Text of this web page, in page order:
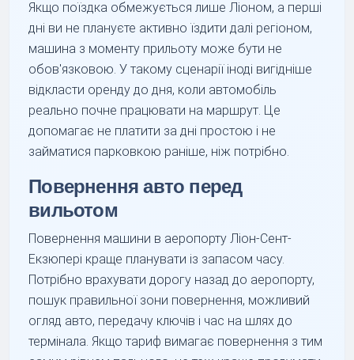
Якщо поїздка обмежується лише Ліоном, а перші
дні ви не плануєте активно їздити далі регіоном,
машина з моменту прильоту може бути не
обов'язковою. У такому сценарії іноді вигідніше
відкласти оренду до дня, коли автомобіль
реально почне працювати на маршрут. Це
допомагає не платити за дні простою і не
займатися парковкою раніше, ніж потрібно.
Повернення авто перед
вильотом
Повернення машини в аеропорту Ліон-Сент-
Екзюпері краще планувати із запасом часу.
Потрібно врахувати дорогу назад до аеропорту,
пошук правильної зони повернення, можливий
огляд авто, передачу ключів і час на шлях до
термінала. Якщо тариф вимагає повернення з тим